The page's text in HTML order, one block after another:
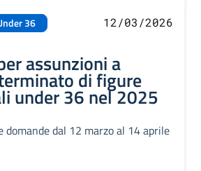
36 12/03/2026
assunzioni a
di figure
under 36 nel 2025
domande dal 12 marzo al 14 aprile